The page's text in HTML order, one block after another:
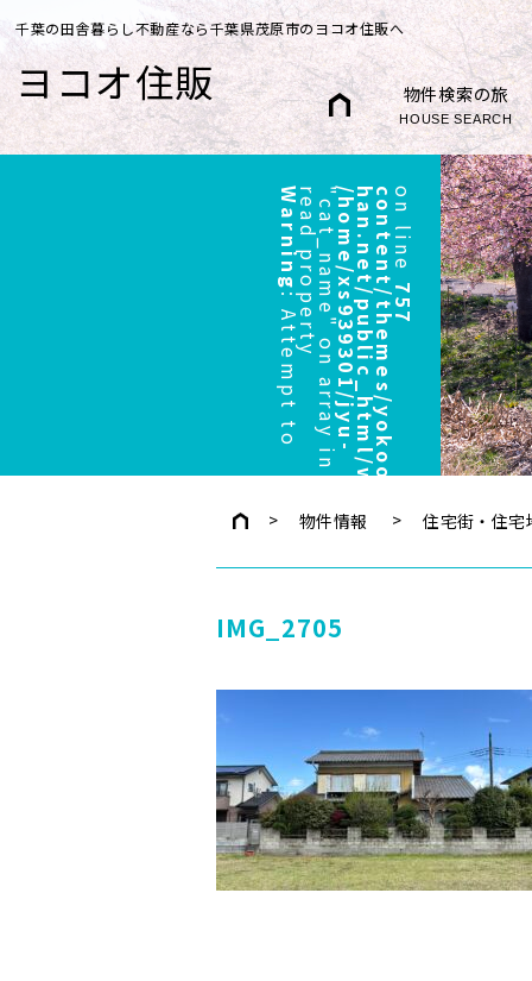
千葉の田舎暮らし不動産なら千葉県茂原市のヨコオ住販へ
ヨコオ住販 物件検索の旅
HOUSE SEARCH
Warning
:
A
t
t
e
m
p
t
t
o
r
e
a
d
p
r
o
p
e
r
t
y
"
c
a
t
_
n
a
m
e
"
o
n
a
r
r
a
y
i
n/
h
o
m
e
/
x
s
9
3
9
3
0
1
/
j
y
u
-
h
a
n
.
n
e
t
/
p
u
b
l
i
c
_
h
t
m
l
/
w
p
/
w
p
-
c
o
n
t
e
n
t
/
t
h
e
m
e
s
/
y
o
k
o
o
/
h
e
a
d
e
r
.
p
hpon line
757
物件情報 住宅街・住宅
IMG_2705